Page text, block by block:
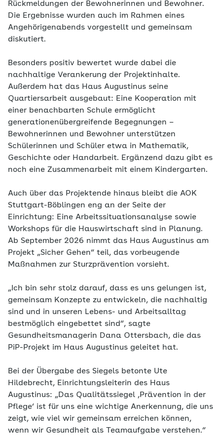
Rückmeldungen der Bewohnerinnen und Bewohner.
Die Ergebnisse wurden auch im Rahmen eines
Angehörigenabends vorgestellt und gemeinsam
diskutiert.
Besonders positiv bewertet wurde dabei die
nachhaltige Verankerung der Projektinhalte.
Außerdem hat das Haus Augustinus seine
Quartiersarbeit ausgebaut: Eine Kooperation mit
einer benachbarten Schule ermöglicht
generationenübergreifende Begegnungen –
Bewohnerinnen und Bewohner unterstützen
Schülerinnen und Schüler etwa in Mathematik,
Geschichte oder Handarbeit. Ergänzend dazu gibt es
noch eine Zusammenarbeit mit einem Kindergarten.
Auch über das Projektende hinaus bleibt die AOK
Stuttgart-Böblingen eng an der Seite der
Einrichtung: Eine Arbeitssituationsanalyse sowie
Workshops für die Hauswirtschaft sind in Planung.
Ab September 2026 nimmt das Haus Augustinus am
Projekt „Sicher Gehen“ teil, das vorbeugende
Maßnahmen zur Sturzprävention vorsieht.
„Ich bin sehr stolz darauf, dass es uns gelungen ist,
gemeinsam Konzepte zu entwickeln, die nachhaltig
sind und in unseren Lebens- und Arbeitsalltag
bestmöglich eingebettet sind“, sagte
Gesundheitsmanagerin Dana Ottersbach, die das
PiP-Projekt im Haus Augustinus geleitet hat.
Bei der Übergabe des Siegels betonte Ute
Hildebrecht, Einrichtungsleiterin des Haus
Augustinus: „Das Qualitätssiegel ‚Prävention in der
Pflege‘ ist für uns eine wichtige Anerkennung, die uns
zeigt, wie viel wir gemeinsam erreichen können,
wenn wir Gesundheit als Teamaufgabe verstehen.“